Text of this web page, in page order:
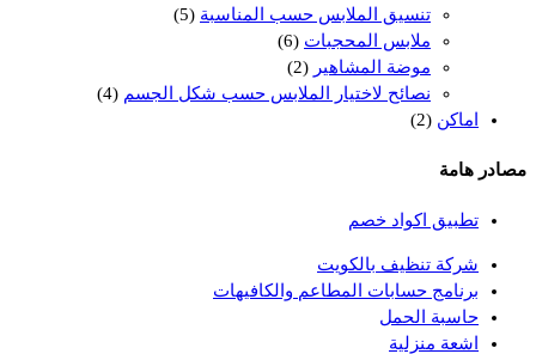
تنسيق الملابس حسب المناسبة (5)
ملابس المحجبات (6)
موضة المشاهير (2)
نصائح لاختيار الملابس حسب شكل الجسم (4)
اماكن (2)
مصادر هامة
تطبيق اكواد خصم
شركة تنظيف بالكويت
برنامج حسابات المطاعم والكافيهات
حاسبة الحمل
اشعة منزلية